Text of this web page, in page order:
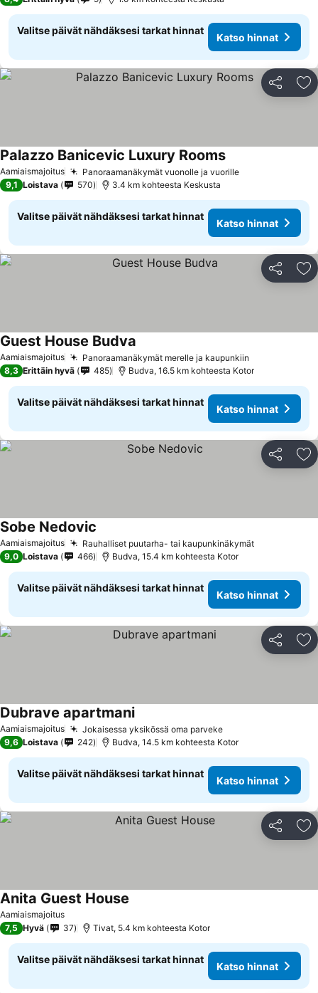
Valitse päivät nähdäksesi tarkat hinnat
Katso hinnat
Jaa
Aamiaismajoitus Panoraamanäkymät vuonolle ja vuorille
Palazzo Banicevic Luxury Rooms
9,1 Loistava 570 3.4 km kohteesta Keskusta
Valitse päivät nähdäksesi tarkat hinnat
Katso hinnat
Jaa
Aamiaismajoitus Panoraamanäkymät merelle ja kaupunkiin
Guest House Budva
8,3 Erittäin hyvä 485 Budva, 16.5 km kohteesta Kotor
Valitse päivät nähdäksesi tarkat hinnat
Katso hinnat
Jaa
Aamiaismajoitus Rauhalliset puutarha- tai kaupunkinäkymät
Sobe Nedovic
9,0 Loistava 466 Budva, 15.4 km kohteesta Kotor
Valitse päivät nähdäksesi tarkat hinnat
Katso hinnat
Jaa
Aamiaismajoitus Jokaisessa yksikössä oma parveke
Dubrave apartmani
9,6 Loistava 242 Budva, 14.5 km kohteesta Kotor
Valitse päivät nähdäksesi tarkat hinnat
Katso hinnat
Jaa
Aamiaismajoitus
Anita Guest House
7,5 Hyvä 37 Tivat, 5.4 km kohteesta Kotor
Valitse päivät nähdäksesi tarkat hinnat
Katso hinnat